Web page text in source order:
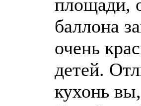
площади,
баллона
очень
детей.
кухонь